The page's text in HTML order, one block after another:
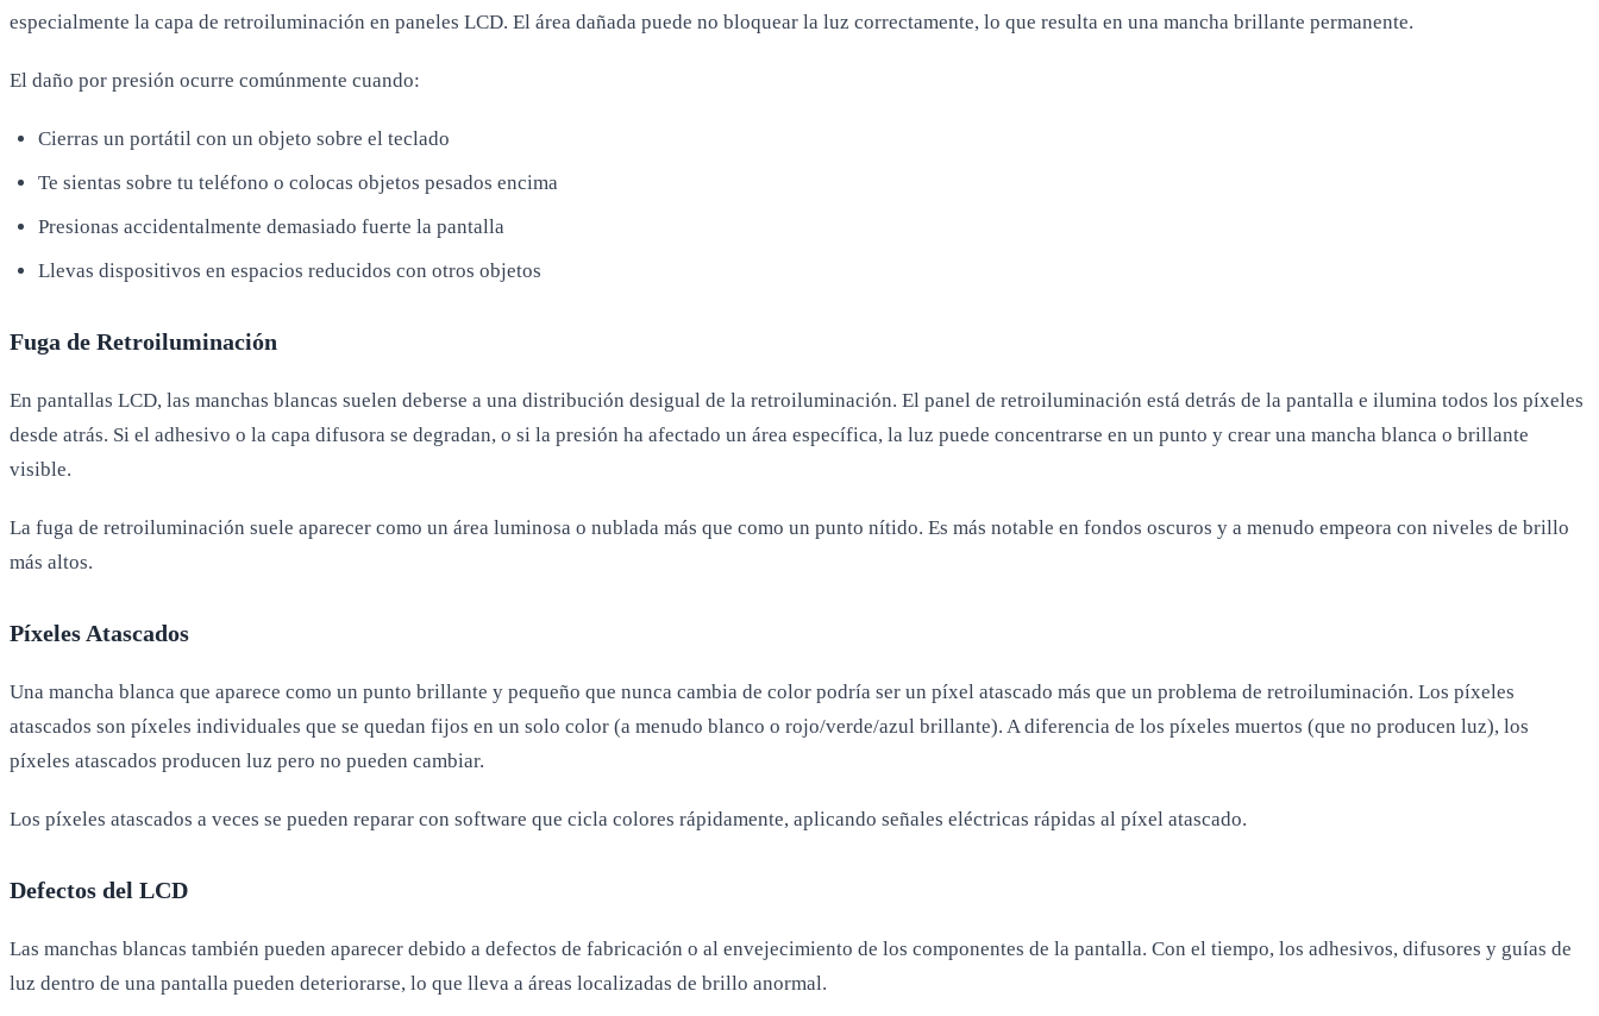
especialmente la capa de retroiluminación en paneles LCD. El área dañada puede no bloquear la luz correctamente, lo que resulta en una mancha brillante permanente.
El daño por presión ocurre comúnmente cuando:
Cierras un portátil con un objeto sobre el teclado
Te sientas sobre tu teléfono o colocas objetos pesados encima
Presionas accidentalmente demasiado fuerte la pantalla
Llevas dispositivos en espacios reducidos con otros objetos
Fuga de Retroiluminación
En pantallas LCD, las manchas blancas suelen deberse a una distribución desigual de la retroiluminación. El panel de retroiluminación está detrás de la pantalla e ilumina todos los píxeles
desde atrás. Si el adhesivo o la capa difusora se degradan, o si la presión ha afectado un área específica, la luz puede concentrarse en un punto y crear una mancha blanca o brillante
visible.
La fuga de retroiluminación suele aparecer como un área luminosa o nublada más que como un punto nítido. Es más notable en fondos oscuros y a menudo empeora con niveles de brillo
más altos.
Píxeles Atascados
Una mancha blanca que aparece como un punto brillante y pequeño que nunca cambia de color podría ser un píxel atascado más que un problema de retroiluminación. Los píxeles
atascados son píxeles individuales que se quedan fijos en un solo color (a menudo blanco o rojo/verde/azul brillante). A diferencia de los píxeles muertos (que no producen luz), los
píxeles atascados producen luz pero no pueden cambiar.
Los píxeles atascados a veces se pueden reparar con software que cicla colores rápidamente, aplicando señales eléctricas rápidas al píxel atascado.
Defectos del LCD
Las manchas blancas también pueden aparecer debido a defectos de fabricación o al envejecimiento de los componentes de la pantalla. Con el tiempo, los adhesivos, difusores y guías de
luz dentro de una pantalla pueden deteriorarse, lo que lleva a áreas localizadas de brillo anormal.